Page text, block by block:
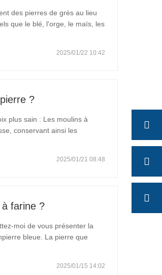
des pierres de grès au lieu
que le blé, l'orge, le maïs, les
2025/01/22 10:42
?
plus sain : Les moulins à
conservant ainsi les
2025/01/21 08:48
farine ?
moi de vous présenter la
bleue. La pierre que
2025/01/15 14:02